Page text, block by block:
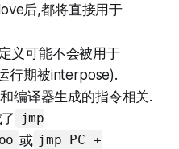
后,都将直接用于
义可能不会被用于
行期被interpose).
编译器生成的指令相关.
jmp
或 jmp PC +